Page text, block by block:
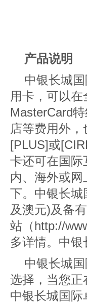
产品说明
中银长城
用卡，可以
MasterCard
店等费用外
[PLUS]或
卡还可在国
内、海外或
下。中银长
及澳元)及备
站（http://
多详情。中
中银长城
选择，当您正
中银长城国